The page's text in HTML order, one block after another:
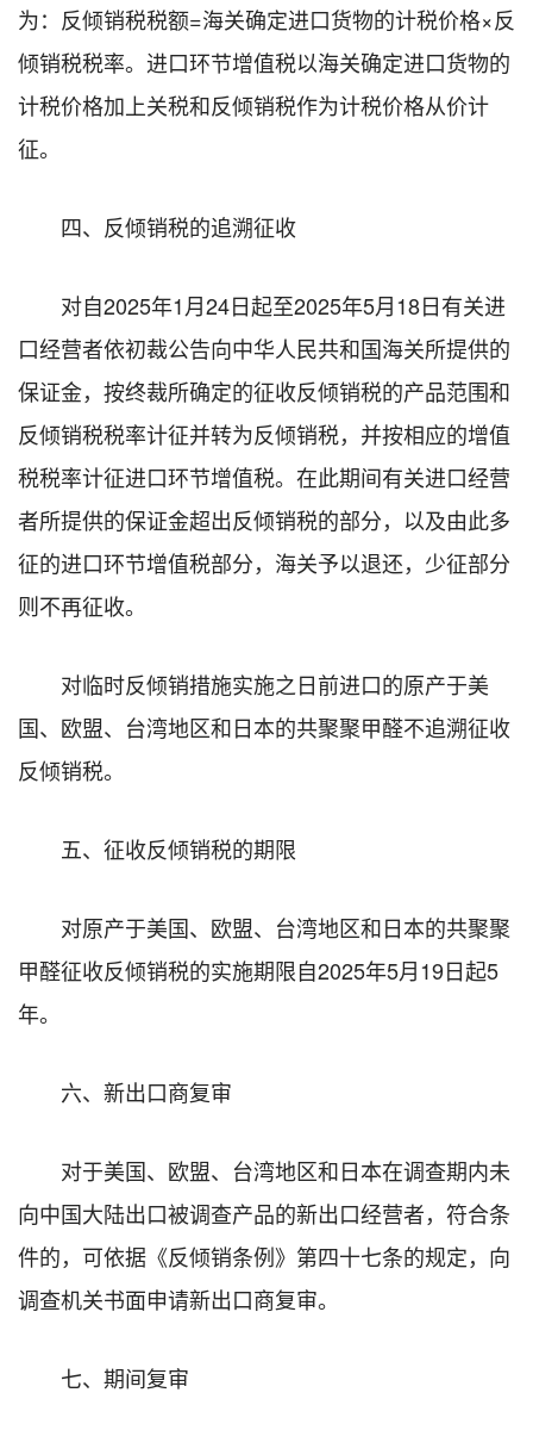
为：反倾销税税额=海关确定进口货物的计税价格×反
倾销税税率。进口环节增值税以海关确定进口货物的
计税价格加上关税和反倾销税作为计税价格从价计
征。
四、反倾销税的追溯征收
对自2025年1月24日起至2025年5月18日有关进
口经营者依初裁公告向中华人民共和国海关所提供的
保证金，按终裁所确定的征收反倾销税的产品范围和
反倾销税税率计征并转为反倾销税，并按相应的增值
税税率计征进口环节增值税。在此期间有关进口经营
者所提供的保证金超出反倾销税的部分，以及由此多
征的进口环节增值税部分，海关予以退还，少征部分
则不再征收。
对临时反倾销措施实施之日前进口的原产于美
国、欧盟、台湾地区和日本的共聚聚甲醛不追溯征收
反倾销税。
五、征收反倾销税的期限
对原产于美国、欧盟、台湾地区和日本的共聚聚
甲醛征收反倾销税的实施期限自2025年5月19日起5
年。
六、新出口商复审
对于美国、欧盟、台湾地区和日本在调查期内未
向中国大陆出口被调查产品的新出口经营者，符合条
件的，可依据《反倾销条例》第四十七条的规定，向
调查机关书面申请新出口商复审。
七、期间复审